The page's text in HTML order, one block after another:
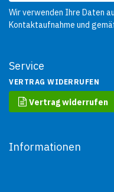
Service
VERTRAG WIDERRUFEN
Vertrag widerrufen
Informationen
Wir verwenden Ihre Daten
Kontaktaufnahme und